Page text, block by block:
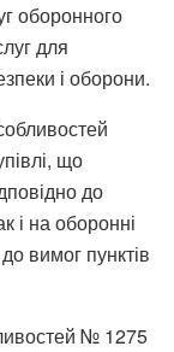
оборонного
для
і оборони.
що
до
і на оборонні
вимог пунктів
№ 1275